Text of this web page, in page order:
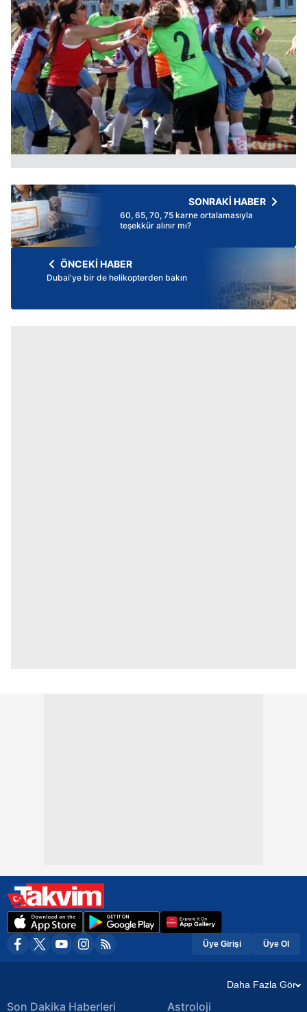
SONRAKİ HABER
60, 65, 70, 75 karne ortalamasıyla
teşekkür alınır mı?
ÖNCEKİ HABER
Dubai'ye bir de helikopterden bakın
Üye Girişi Üye Ol
Daha Fazla Gör
Son Dakika Haberleri Astroloji